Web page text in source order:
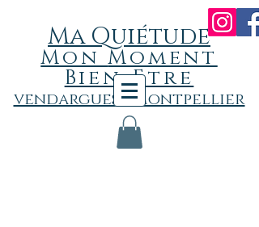
Ma Quiétude
MonMoment
Bien-Etre
vendargues - Montpellier